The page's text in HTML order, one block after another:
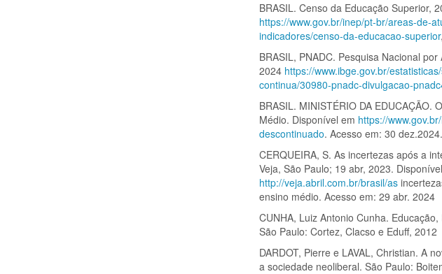
BRASIL. Censo da Educação Superior,
https://www.gov.br/inep/pt-br/areas-de-
indicadores/censo-da-educacao-superior
BRASIL, PNADC. Pesquisa Nacional
2024 https://www.ibge.gov.br/
continua/30980-pnadc-divulgacao-
BRASIL. MINISTÉRIO DA EDUCAÇÃO.
Médio. Disponível em https://
descontinuado. Acesso em: 30 dez.2024.
CERQUEIRA, S. As incertezas após a
Veja, São Paulo; 19 abr, 2023.
http://veja.abril.com.br/brasil/as
ensino médio. Acesso em: 29 abr. 2024
CUNHA, Luiz Antonio Cunha.
São Paulo: Cortez, Clacso e Eduff, 2012
DARDOT, Pierre e LAVAL, Christian. A
a sociedade neoliberal. São Paulo: